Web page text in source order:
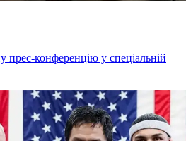
конференцію у спеціальній